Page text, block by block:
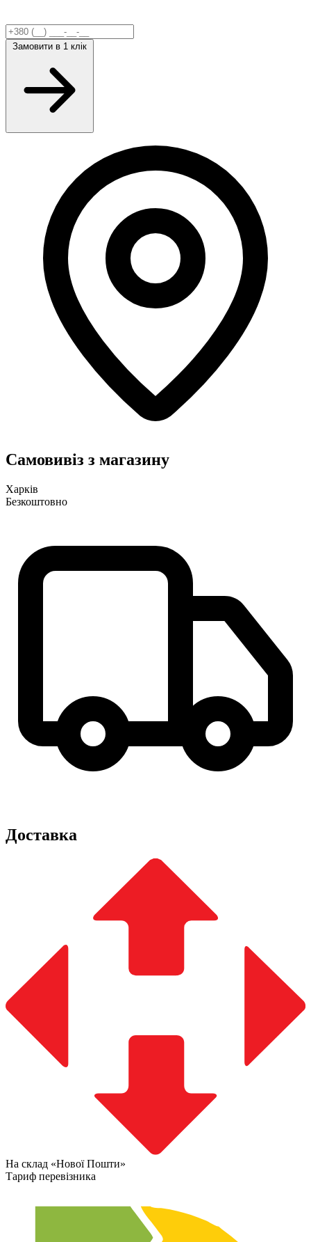
Замовити в 1 клік
Самовивіз з магазину
Харків
Безкоштовно
Доставка
На склад «Нової Пошти»
Тариф перевізника